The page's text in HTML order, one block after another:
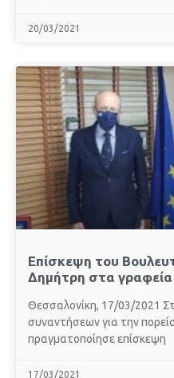
20/03/2021
Επίσκεψη του
Δημήτρη στα
Θεσσαλονίκη, 17/03/2021
συναντήσεων για την
πραγματοποίησε επίσκεψη
17/03/2021